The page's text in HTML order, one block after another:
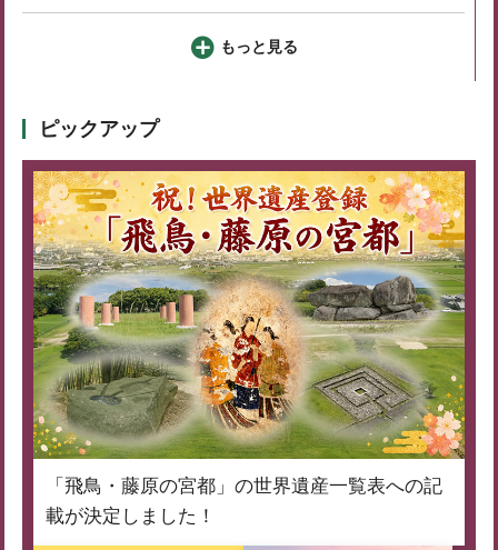
もっと見る
ピックアップ
「飛鳥・藤原の宮都」の世界遺産一覧表への記
載が決定しました！